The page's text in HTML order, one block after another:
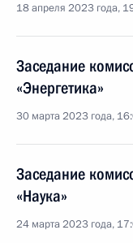
18 апреля 2023 года,
Заседание
«Энергетика»
30 марта 2023 года,
Заседание
«Наука»
24 марта 2023 года,